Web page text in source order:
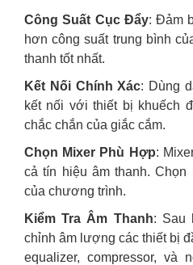
Công Suất Cục Đẩy: Đảm
hơn công suất trung bình
thanh tốt nhất.
Kết Nối Chính Xác: Dùng
kết nối với thiết bị khuếch
chắc chắn của giắc cắm.
Chọn Mixer Phù Hợp:
cả tín hiệu âm thanh.
của chương trình.
Kiểm Tra Âm Thanh: Sau
chỉnh âm lượng các thiết bị
equalizer, compressor, và